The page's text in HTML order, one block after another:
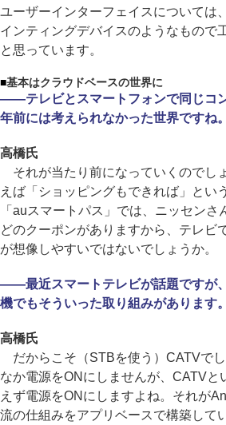
ユーザーインターフェイスについては
インティングデバイスのようなもので
と思っています。
■基本はクラウドベースの世界に
――テレビとスマートフォンで同じコ
年前には考えられなかった世界ですね。
高橋氏
それが当たり前になっていくのでし
えば「ショッピングもできれば」とい
「auスマートパス」では、ニッセンさ
どのクーポンがありますから、テレビ
が想像しやすいではないでしょうか。
――最近スマートテレビが話題ですが
機でもそういった取り組みがあります。
高橋氏
だからこそ（STBを使う）CATVで
なか電源をONにしませんが、CATVと
えず電源をONにしますよね。それが
流の仕組みをアプリベースで構築して